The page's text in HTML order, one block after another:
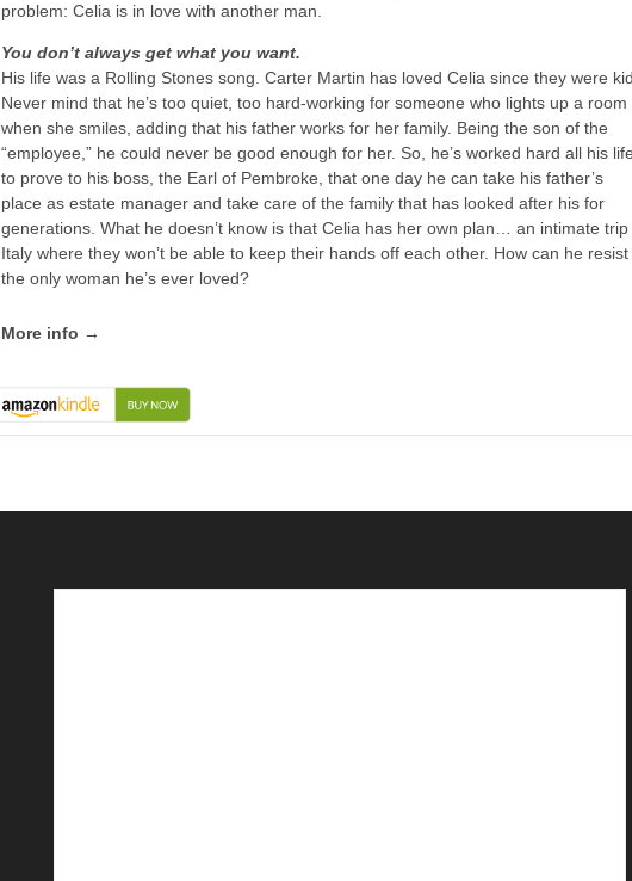
problem: Celia is in love with another man.
You don’t always get what you want.
His life was a Rolling Stones song. Carter Martin has loved Celia since they were
Never mind that he’s too quiet, too hard-working for someone who lights up a room
when she smiles, adding that his father works for her family. Being the son of the
“employee,” he could never be good enough for her. So, he’s worked hard all his
to prove to his boss, the Earl of Pembroke, that one day he can take his father’s
place as estate manager and take care of the family that has looked after his for
generations. What he doesn’t know is that Celia has her own plan… an intimate trip
Italy where they won’t be able to keep their hands off each other. How can he resist
the only woman he’s ever loved?
More info →